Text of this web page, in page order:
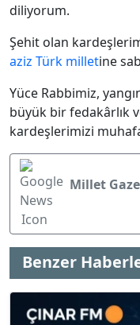
diliyorum.
Şehit olan
aziz Türk milletine
Yüce Rabbimiz,
büyük bir fedakârlık
kardeşlerimizi
Millet
Benzer